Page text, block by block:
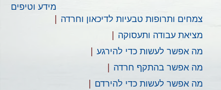
מידע וטיפים
צמחים ותרופות טבעיות לדיכאון וחרדה
מציאת עבודה ותעסוקה​
מה אפשר לעשות כדי להירגע
מה אפשר בהתקף חרדה
מה אפשר לעשות כדי להירדם​